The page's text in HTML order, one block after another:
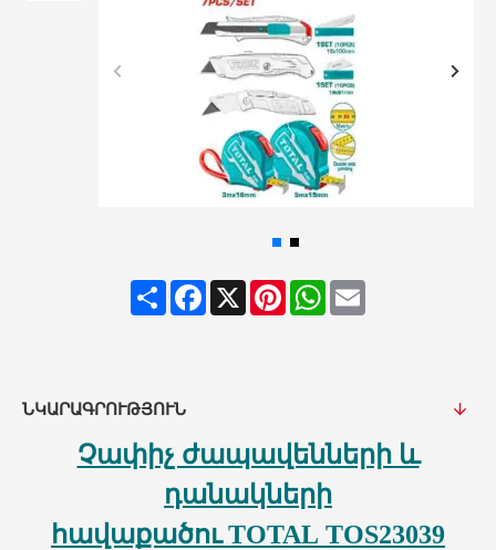
ShareFacebook
X PinterestWhatsApp
Email
ՆԿԱՐԱԳՐՈՒԹՅՈՒՆ
Չափիչ ժապավենների և
դանակների
հավաքածու TOTAL TOS23039